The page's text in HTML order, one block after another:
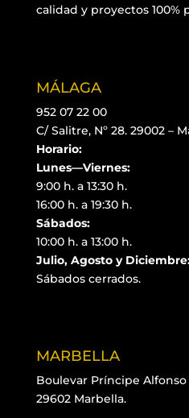
calidad y proyectos 100%
MÁLAGA
952 07 22 00
C/ Salitre, Nº 28. 29002 –
Horario:
Lunes—Viernes:
9:00 h. a 13:30 h.
16:00 h. a 19:30 h.
Sábados:
10:00 h. a 13:00 h.
Julio, Agosto y
Sábados cerrados.
MARBELLA
Boulevar Príncipe
29602 Marbella.